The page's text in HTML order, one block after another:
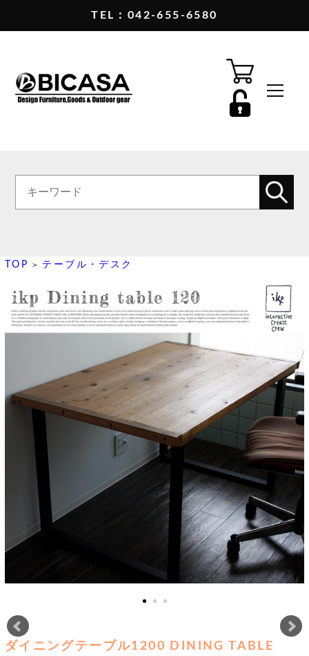
TEL：042-655-6580
TOP > テーブル・デスク
ダイニングテーブル1200 DINING TABLE